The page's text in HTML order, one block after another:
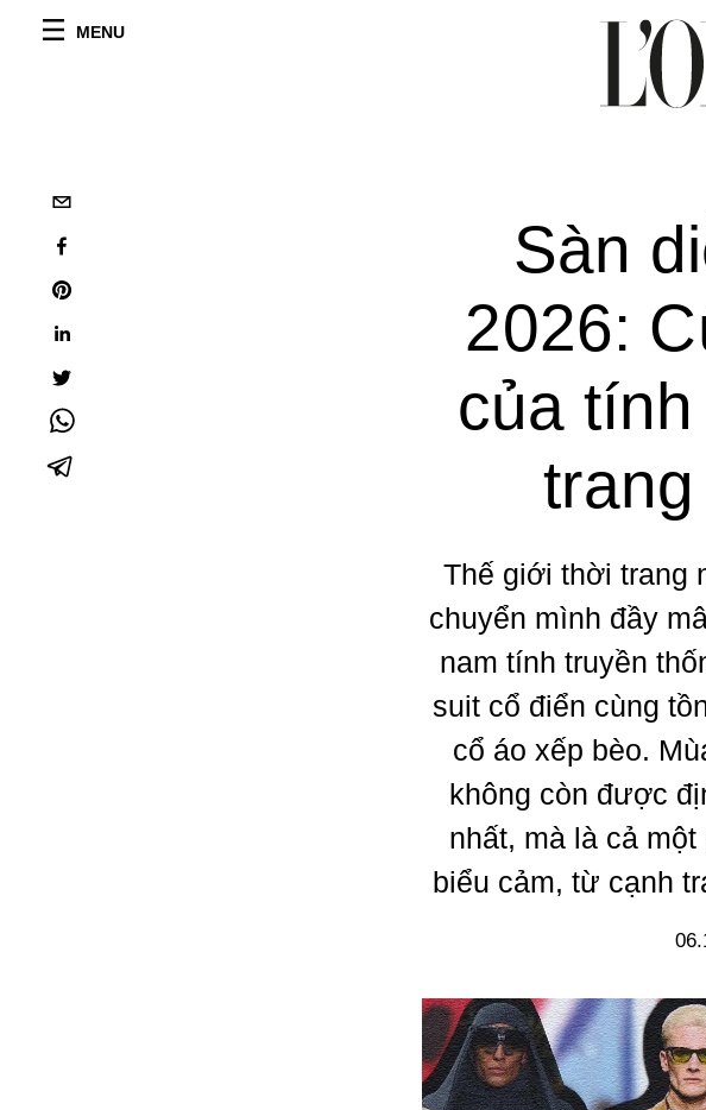
MENU
Sàn
2026:
của
Thế giới thời trang
chuyển mình đầy
nam tính truyền
suit cổ điển cùng
cổ áo xếp bèo.
không còn được
nhất, mà là cả
biểu cảm, từ cạnh